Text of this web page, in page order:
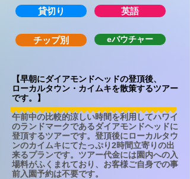
貸切り
チップ別
英語
eバウチャー
【早朝にダイアモンドヘッドの登頂後、
ローカルタウン・カイムキを散策するツアー
です。】
午前中の比較的涼しい時間を利用してハワイ
のランドマークであるダイアモンドヘッドに
登頂するツアーです。登頂後にローカルタウ
ンのカイムキにてたっぷり2時間立寄りの出
来るプランです。ツアー代金には園内への入
場料がふくまれており、お客様ご自身での事
前入園予約は不要です。